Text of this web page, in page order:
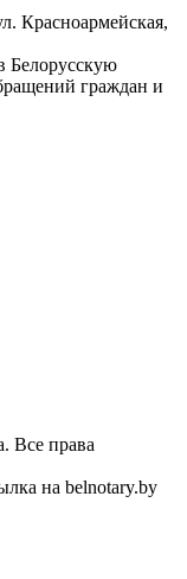
Красноармейская,
Белорусскую
граждан и
Все права
на belnotary.by